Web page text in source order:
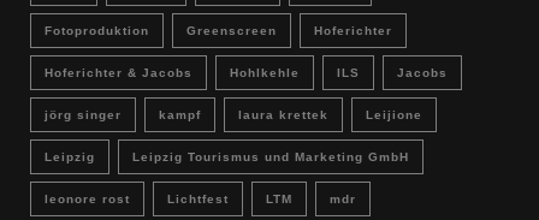
Fotoproduktion Greenscreen Hoferichter
Hoferichter & Jacobs Hohlkehle ILS Jacobs
jörg singer kampf laura krettek Leijione
Leipzig Leipzig Tourismus und Marketing GmbH
leonore rost Lichtfest LTM mdr